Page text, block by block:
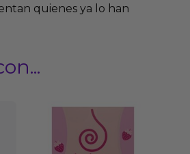
quienes ya lo han